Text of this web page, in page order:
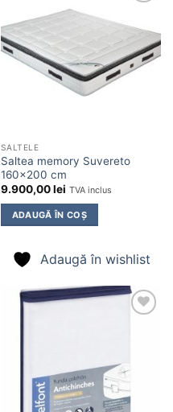
în
SALTELE
Saltea memory Suvereto
160×200 cm
9.900,00lei TVA inclus
ADAUGĂ ÎN COȘ
Adaugă în wishlist